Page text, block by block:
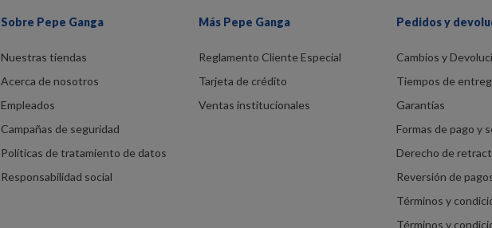
Sobre Pepe Ganga
Nuestras tiendas
Acerca de nosotros
Empleados
Campañas de seguridad
Políticas de tratamiento de datos
Responsabilidad social
Más Pepe Ganga
Reglamento Cliente Especial
Tarjeta de crédito
Ventas institucionales
Pedidos y
Cambios y
Tiempos de
Garantías
Formas de pago y
Derecho de
Reversión de
Términos y
Términos y